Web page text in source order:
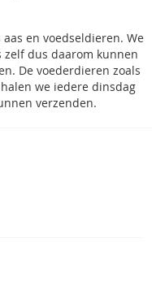
en voedseldieren. We
dus daarom kunnen
De voederdieren zoals
we iedere dinsdag
verzenden.